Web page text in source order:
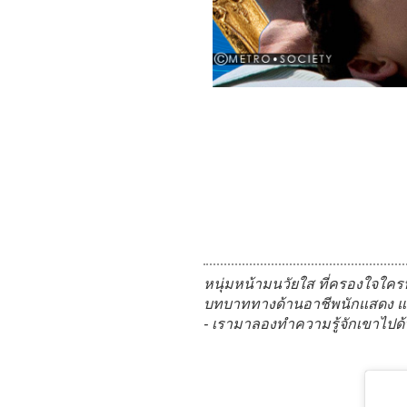
หนุ่มหน้ามนวัยใส ที่ครองใจใค
บทบาททางด้านอาชีพนักแสดง
- เรามาลองทำความรู้จักเขาไป